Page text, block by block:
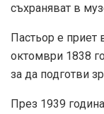
съхраняват в
Пастьор е приет
октомври 1838
за да подготви
През 1939